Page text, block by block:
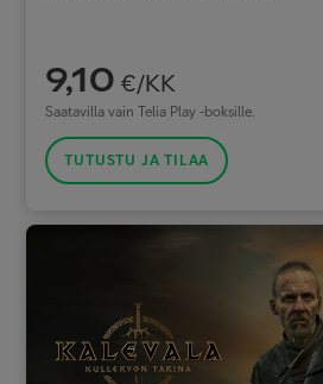
9,10 €/KK
Saatavilla vain Telia Play -boksille.
TUTUSTU JA TILAA